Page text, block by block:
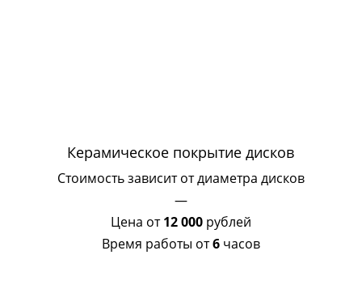
Керамическое покрытие дисков
Стоимость зависит от диаметра дисков
—
Цена от12 000 рублей
Время работы от6часов